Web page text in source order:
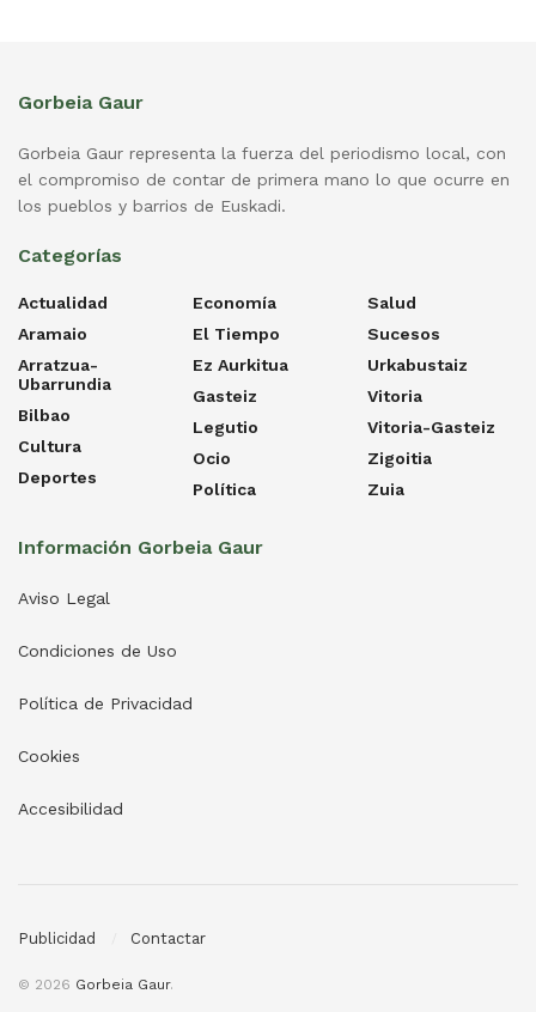
Gorbeia Gaur
Gorbeia Gaur representa la fuerza del periodismo local, con
el compromiso de contar de primera mano lo que ocurre en
los pueblos y barrios de Euskadi.
Categorías
Actualidad
Aramaio
Arratzua-
Ubarrundia
Bilbao
Cultura
Deportes
Economía
El Tiempo
Ez Aurkitua
Gasteiz
Legutio
Ocio
Política
Salud
Sucesos
Urkabustaiz
Vitoria
Vitoria-Gasteiz
Zigoitia
Zuia
Información Gorbeia Gaur
Aviso Legal
Condiciones de Uso
Política de Privacidad
Cookies
Accesibilidad
Publicidad Contactar
© 2026 Gorbeia Gaur.